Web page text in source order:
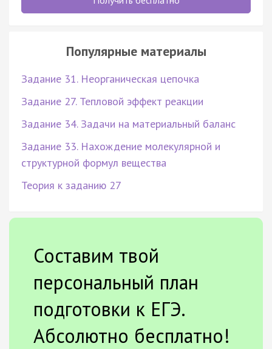
Популярные материалы
Задание 31. Неорганическая цепочка
Задание 27. Тепловой эффект реакции
Задание 34. Задачи на материальный баланс
Задание 33. Нахождение молекулярной и
структурной формул вещества
Теория к заданию 27
Составим твой
персональный план
подготовки к ЕГЭ.
Абсолютно бесплатно!